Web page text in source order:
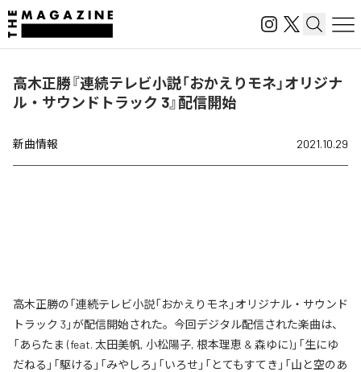
高木正勝『連続テレビ小説「おかえりモネ」オリジナ
ル・サウンドトラック 3』配信開始
新曲情報 2021.10.29
高木正勝の「連続テレビ小説「おかえりモネ」オリジナル・サウンド
トラック 3」が配信開始された。今回デジタル配信された楽曲は、
「あらたま (feat. 太田美帆, 小松陽子, 根本理恵 & 森ゆに)」「生にゆ
だねる」「駆ける」「みやしろ」「いろせ」「とてもすてき」「山と空のあ